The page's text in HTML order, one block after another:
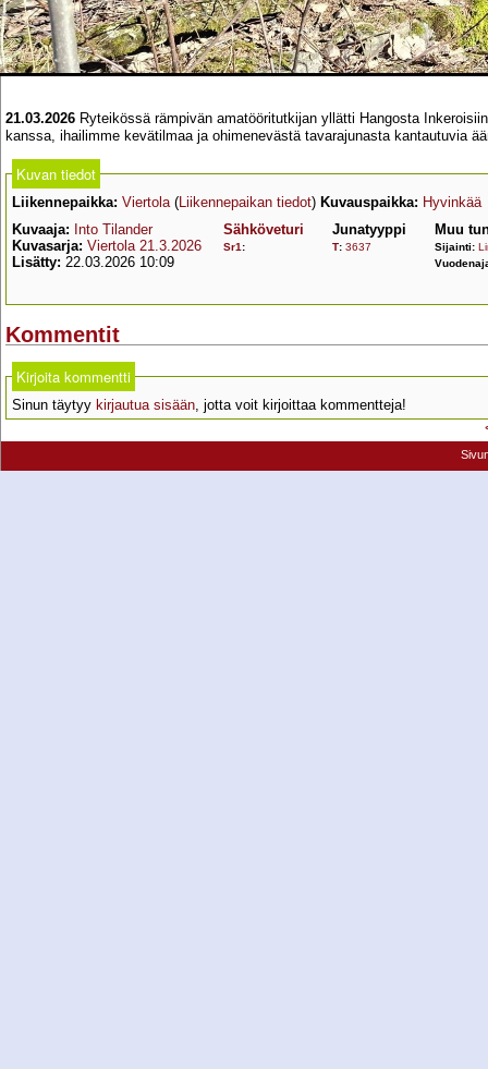
21.03.2026 Ryteikössä rämpivän amatööritutkijan yllätti Hangosta
kanssa, ihailimme kevätilmaa ja ohimenevästä tavarajunasta kantautuvia
Kuvan tiedot
Liikennepaikka: Viertola ( Liikennepaikan tiedot) Kuvauspaikka: Hyvinkää
Kuvaaja: Into Tilander
Kuvasarja: Viertola 21.3.2026
Lisätty: 22.03.2026 10:09
Sähköveturi
Sr1 :
Junatyyppi
T: 3637
Muu
Sijainti:
Kommentit
Kirjoita kommentti
Sinun täytyy kirjautua sisään , jotta voit kirjoittaa kommentteja!